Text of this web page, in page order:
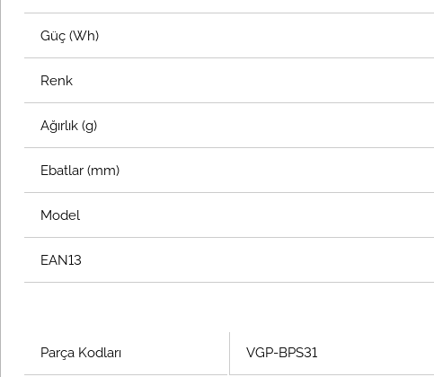
Güç (Wh)
Renk
Ağırlık (g)
Ebatlar (mm)
Model
EAN13
Parça Kodları VGP-BPS31